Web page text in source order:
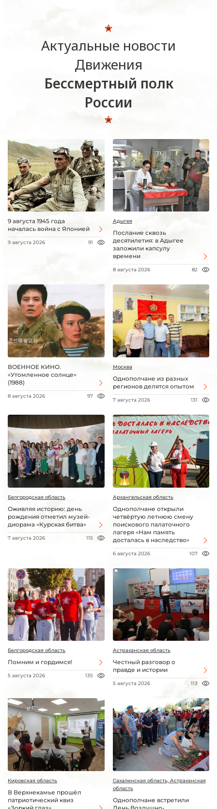
Актуальные новости
Движения
Бессмертный полк
России
9 августа 1945 года
началась война с Японией
9 августа 2026 91
Адыгея
Послание сквозь
десятилетия: в Адыгее
заложили капсулу
времени
8 августа 2026 82
ВОЕННОЕ КИНО.
«Утомленное солнце»
(1988)
8 августа 2026 97
Москва
Однополчане из разных
регионов делятся опытом
7 августа 2026 131
Белгородская область
Оживляя историю: день
рождения отметил музей-
диорама «Курская битва»
7 августа 2026 115
Архангельская область
Однополчане открыли
четвёртую летнюю смену
поискового палаточного
лагеря «Нам память
досталась в наследство»
6 августа 2026 107
Белгородская область
Помним и гордимся!
5 августа 2026 135
Астраханская область
Честный разговор о
правде и истории
5 августа 2026 113
Кировская область
В Верхнекамье прошёл
патриотический квиз
Сахалинская область, Астраханская
область
Однополчане встретили